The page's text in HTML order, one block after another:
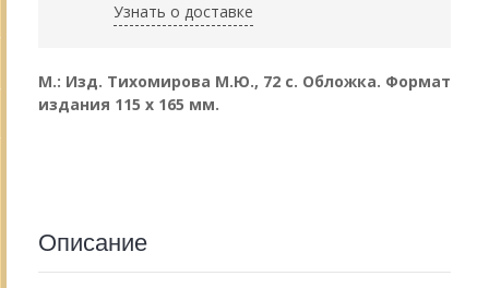
Узнать о доставке
М.: Изд. Тихомирова М.Ю., 72 с. Обложка. Формат
издания 115 х 165 мм.
Описание